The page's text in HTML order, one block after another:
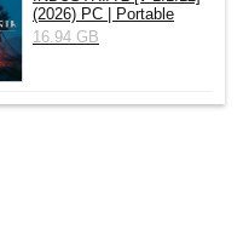
(2026) РС | Portable
16.94 GB